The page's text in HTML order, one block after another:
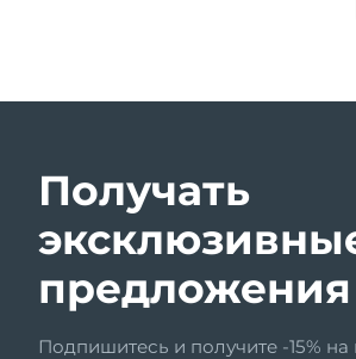
Получать
предложения
Подпишитесь и получите -15% на